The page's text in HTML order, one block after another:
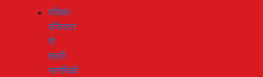
परिवार
रजिस्टर
से
शहरी
नागरिकों